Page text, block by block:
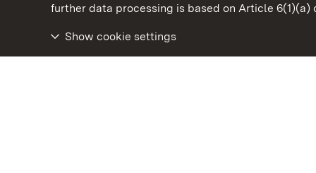
further data processing is based on Article 6(1)(a)
Show cookie settings
State Palaces and Gardens of Baden-